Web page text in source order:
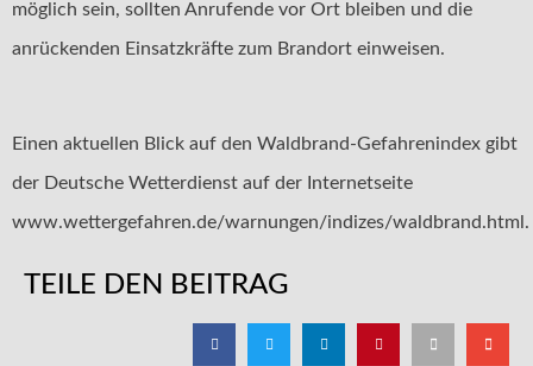
möglich sein, sollten Anrufende vor Ort bleiben und die
anrückenden Einsatzkräfte zum Brandort einweisen.
Einen aktuellen Blick auf den Waldbrand-Gefahrenindex gibt
der Deutsche Wetterdienst auf der Internetseite
www.wettergefahren.de/warnungen/indizes/waldbrand.html.
TEILE DEN BEITRAG